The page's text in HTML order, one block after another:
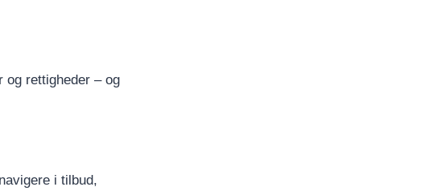
rettigheder – og
i tilbud,